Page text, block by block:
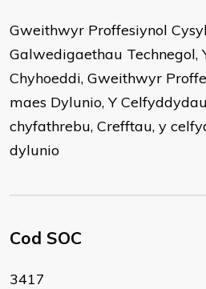
Gweithwyr Proffesiynol
Galwedigaethau Technegol,
Chyhoeddi, Gweithwyr
maes Dylunio, Y
chyfathrebu, Crefftau, y
dylunio
Cod SOC
3417